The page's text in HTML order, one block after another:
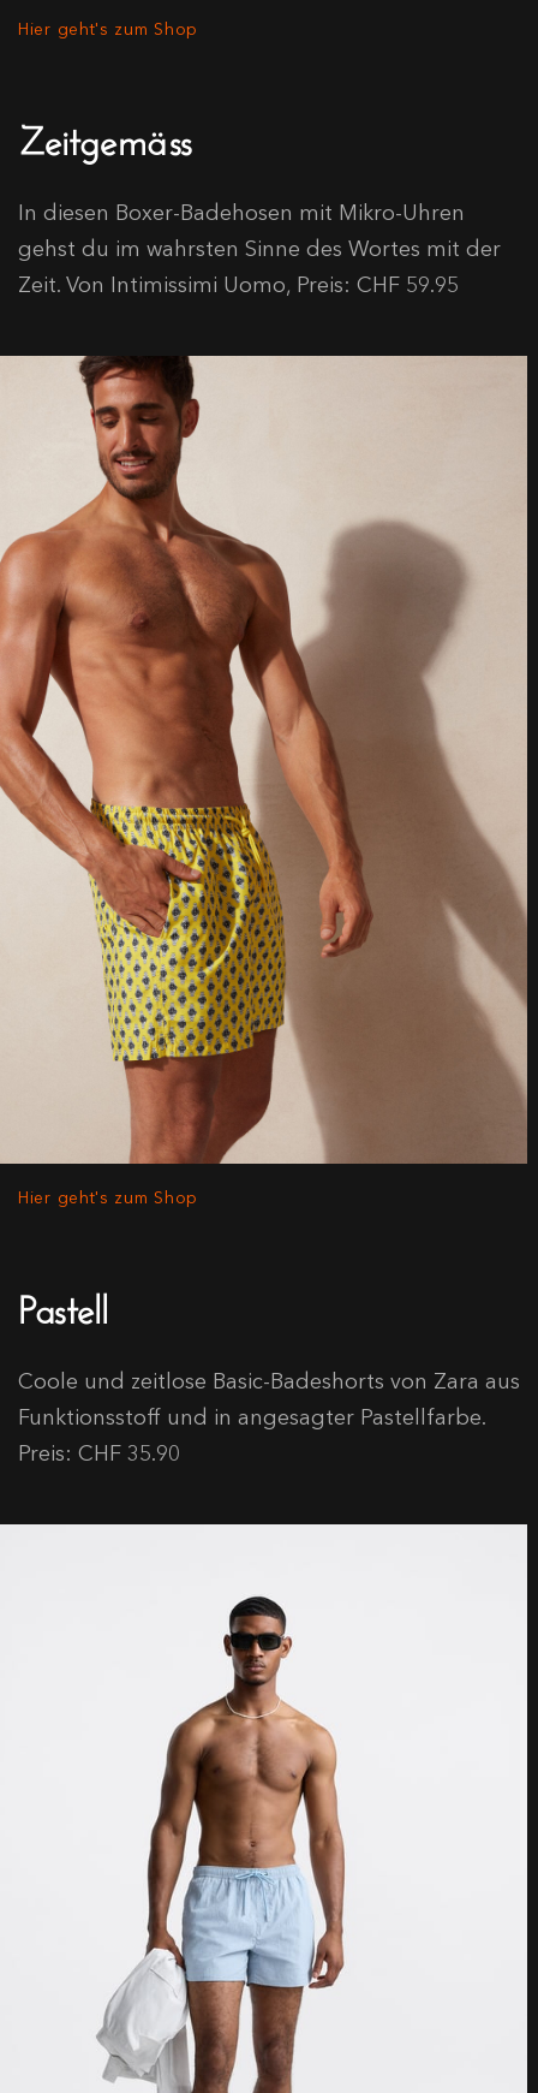
Hier geht's zum Shop
Zeitgemäss
In diesen Boxer-Badehosen mit Mikro-Uhren
gehst du im wahrsten Sinne des Wortes mit der
Zeit. Von Intimissimi Uomo, Preis: CHF 59.95
Hier geht's zum Shop
Pastell
Coole und zeitlose Basic-Badeshorts von Zara aus
Funktionsstoff und in angesagter Pastellfarbe.
Preis: CHF 35.90